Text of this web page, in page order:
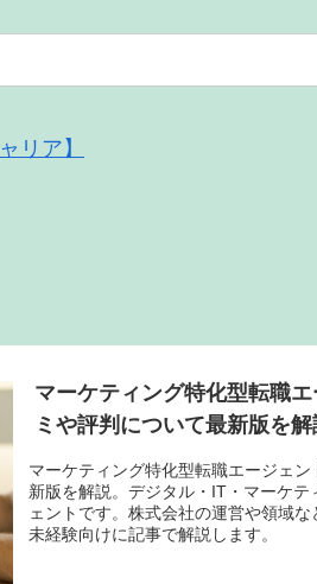
リア】
マーケティング特化型転職
ミや評判について最新版を解
マーケティング特化型転職エージェ
新版を解説。デジタル・IT・マーケ
ェントです。株式会社の運営や領域
未経験向けに記事で解説します。